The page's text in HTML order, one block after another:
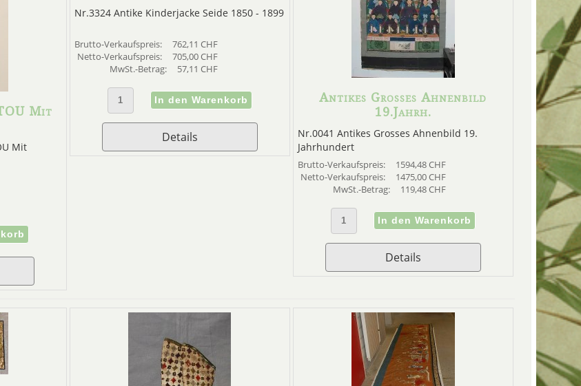
Mit
Mit
Nr.3324 Antike Kinderjacke Seide 1850 - 1899
Brutto-Verkaufspreis:
762,11 CHF
Netto-Verkaufspreis:
705,00 CHF
MwSt.-Betrag:
57,11 CHF
Details
Antikes Grosses Ahnenbild
19.Jahrh.
Nr.0041 Antikes Grosses Ahnenbild 19.
Jahrhundert
Brutto-Verkaufspreis:
1594,48 CHF
Netto-Verkaufspreis:
1475,00 CHF
MwSt.-Betrag:
119,48 CHF
Details